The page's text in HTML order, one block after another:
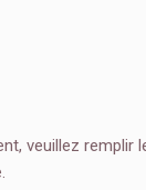
veuillez remplir